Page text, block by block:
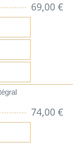
69,00 €
74,00 €